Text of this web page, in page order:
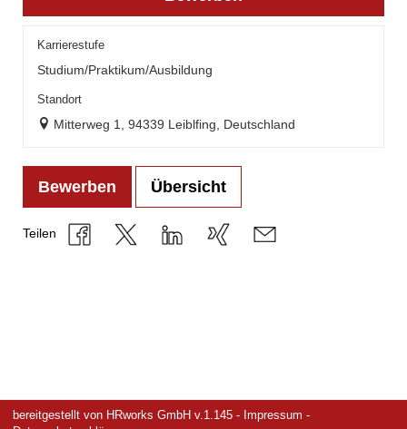
Karrierestufe
Studium/Praktikum/Ausbildung
Standort
Mitterweg 1, 94339 Leiblfing, Deutschland
Bewerben Übersicht
Teilen
bereitgestellt von HRworks GmbH v.1.145 - Impressum -